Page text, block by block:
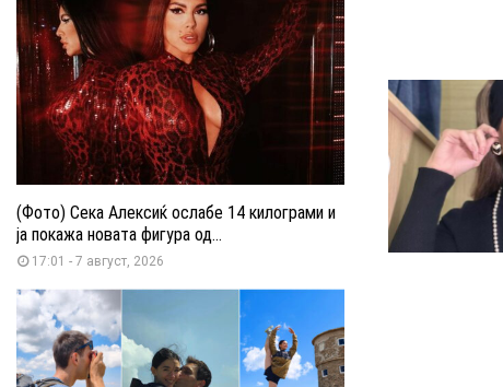
(Фото) Сека Алексиќ ослабе 14 килограми и
ја покажа новата фигура од...
17:01 - 7 август, 2026